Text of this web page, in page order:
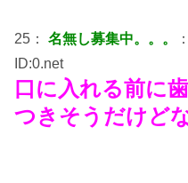
25： 名無し募集中。。。
ID:0.net
口に入れる前に
つきそうだけど